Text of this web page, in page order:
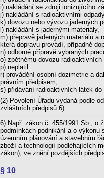
i) nakládání se zdroji ionizujícího
j) nakládání s radioaktivními
k) dovozu nebo vývozu jaderných
l) nakládání s jadernými materiály,
m) přepravě jaderných materiálů a
která dopravu provádí, případně
n) odborné přípravě vybraných
o) zpětnému dovozu
p) neplatil
r) provádění osobní dozimetrie a
právním předpisem,
s) přidávání radioaktivních látek
(2) Povolení Úřadu vydaná podle
zvláštních předpisů.6)
6) Např. zákon č. 455/1991 Sb., o
podmínkách podnikání a o výkonu
územním plánování a stavebním
zboží a technologií podléhajících
zákon), ve znění pozdějších
§ 10